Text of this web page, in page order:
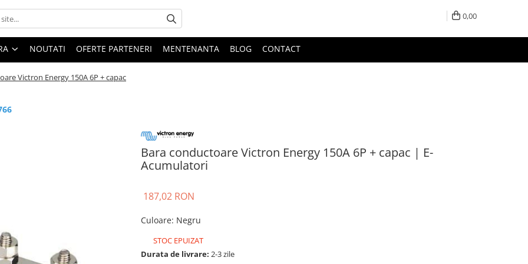
0,00
NOUTATI OFERTE PARTENERI MENTENANTA BLOG CONTACT
Victron Energy 150A 6P + capac
Bara conductoare Victron Energy 150A 6P + capac | E-
Acumulatori
187,02 RON
Culoare: Negru
STOC EPUIZAT
Durata de livrare: 2-3 zile